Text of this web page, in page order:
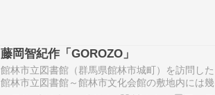
藤岡智紀作「GOROZO」
館林市立図書館（群馬県館林市城町）を訪問し
館林市立図書館～館林市文化会館の敷地内には